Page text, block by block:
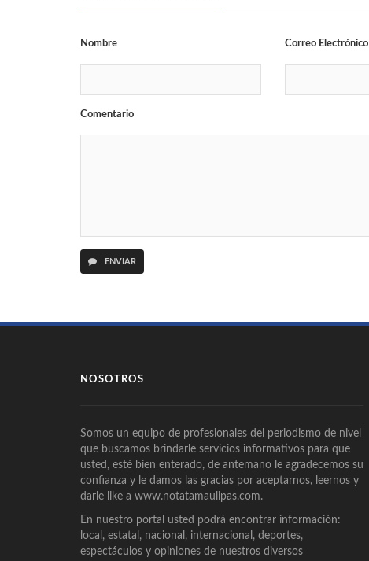
Nombre Correo Electrónico
Comentario
ENVIAR
NOSOTROS
Somos un equipo de profesionales del periodismo de nivel
que buscamos brindarle servicios informativos para que
usted, esté bien enterado, de antemano le agradecemos su
confianza y le damos las gracias por aceptarnos, leernos y
darle like a www.notatamaulipas.com.
En nuestro portal usted podrá encontrar información:
local, estatal, nacional, internacional, deportes,
espectáculos y opiniones de nuestros diversos